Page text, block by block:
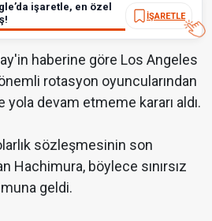
işaretle, en özel
İŞARETLE
haberine göre Los Angeles
rotasyon oyuncularından
devam etmeme kararı aldı.
sözleşmesinin son
Hachimura, böylece sınırsız
geldi.